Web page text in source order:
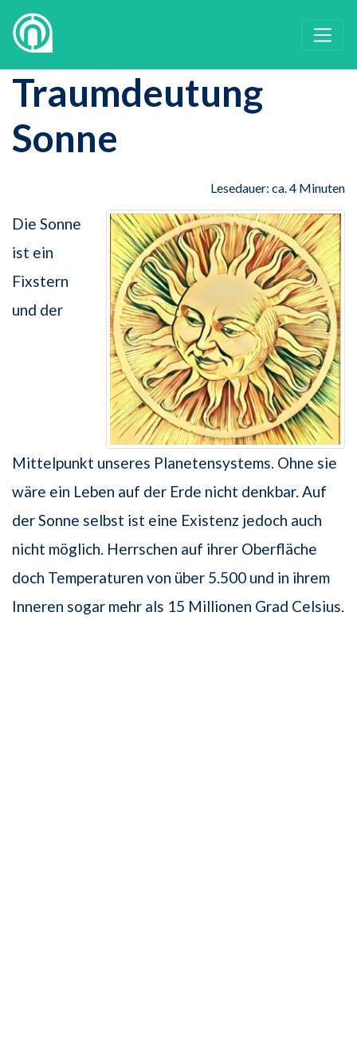
Traumdeutung
Sonne
Lesedauer: ca. 4 Minuten
Die Sonne
ist ein
Fixstern
und der
Mittelpunkt unseres Planetensystems. Ohne sie
wäre ein Leben auf der Erde nicht denkbar. Auf
der Sonne selbst ist eine Existenz jedoch auch
nicht möglich. Herrschen auf ihrer Oberfläche
doch Temperaturen von über 5.500 und in ihrem
Inneren sogar mehr als 15 Millionen Grad Celsius.